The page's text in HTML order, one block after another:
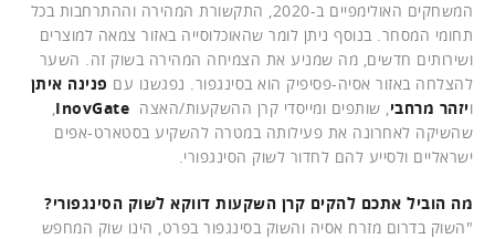
המשחקים האולימפיים ב-2020, התקשורת המהירה וההתרחבות בכל
תחומי המסחר. בנוסף ניתן לומר שהאוכלוסייה באזור צמאה למוצרים
ושירותים חדשים, מה שמניע את הצמיחה המהירה בשוק זה. השער
להצלחה באזור אסיה-פסיפיק הוא בסינגפור. נפגשנו עם פנינה איתן
ויזהר מרחבי, שותפים ומייסדי קרן ההשקעות/האצה InovGate
,
שהשיקה לאחרונה את פעילותה במטרה להשקיע בסטארט-אפים
ישראליים ולסייע להם לחדור לשוק הסינגפורי.
מה הוביל אתכם להקים קרן השקעות דווקא לשוק הסינגפורי?
"השוק בדרום מזרח אסיה והשוק בסינגפור בפרט, הינו שוק המחפש